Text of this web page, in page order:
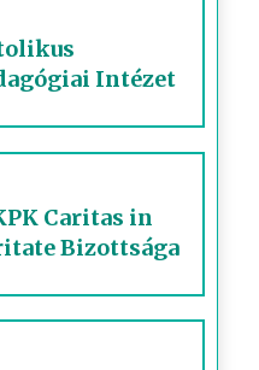
Intézet
Caritas in
Bizottsága